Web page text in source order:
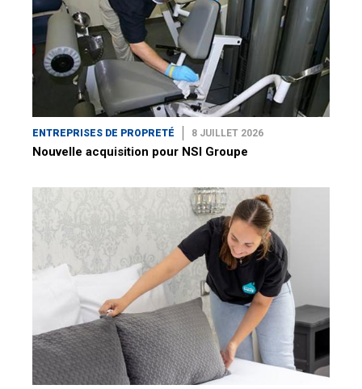
ENTREPRISES DE PROPRETÉ 8 JUILLET 2026
Nouvelle acquisition pour NSI Groupe